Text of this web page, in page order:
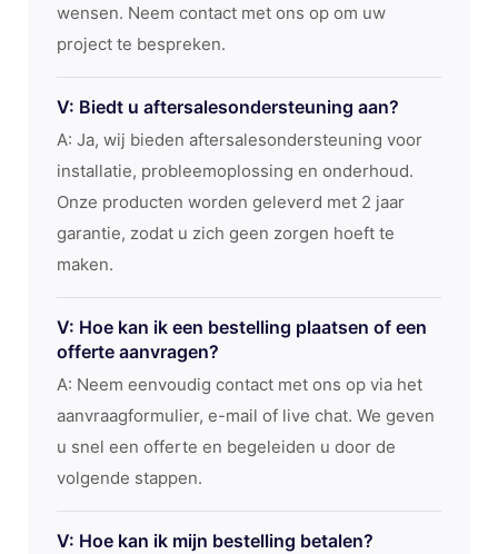
wensen. Neem contact met ons op om uw
project te bespreken.
V: Biedt u aftersalesondersteuning aan?
A: Ja, wij bieden aftersalesondersteuning voor
installatie, probleemoplossing en onderhoud.
Onze producten worden geleverd met 2 jaar
garantie, zodat u zich geen zorgen hoeft te
maken.
V: Hoe kan ik een bestelling plaatsen of een
offerte aanvragen?
A: Neem eenvoudig contact met ons op via het
aanvraagformulier, e-mail of live chat. We geven
u snel een offerte en begeleiden u door de
volgende stappen.
V: Hoe kan ik mijn bestelling betalen?